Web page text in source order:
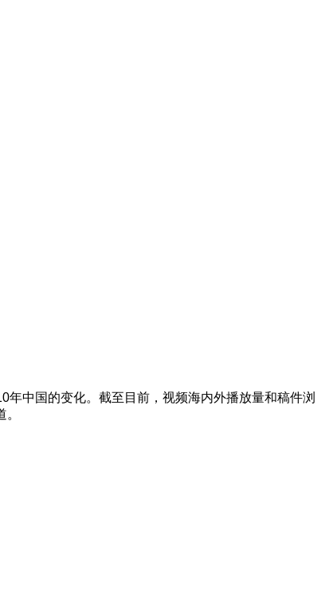
中国的变化。截至目前，视频海内外播放量和稿件浏